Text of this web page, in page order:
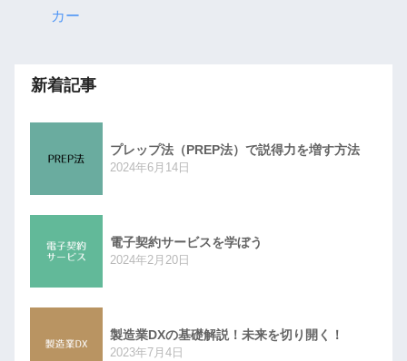
カー
新着記事
プレップ法（PREP法）で説得力を増す方法
2024年6月14日
電子契約サービスを学ぼう
2024年2月20日
製造業DXの基礎解説！未来を切り開く！
2023年7月4日